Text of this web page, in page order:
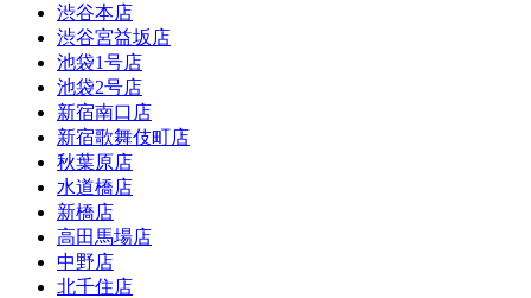
渋谷本店
渋谷宮益坂店
池袋1号店
池袋2号店
新宿南口店
新宿歌舞伎町店
秋葉原店
水道橋店
新橋店
高田馬場店
中野店
北千住店